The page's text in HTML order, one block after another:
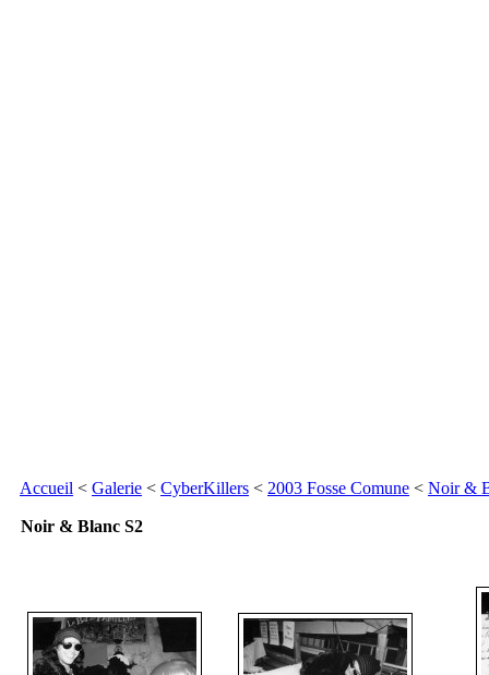
Accueil < Galerie < CyberKillers < 2003 Fosse Comune < Noir &
Noir & Blanc S2